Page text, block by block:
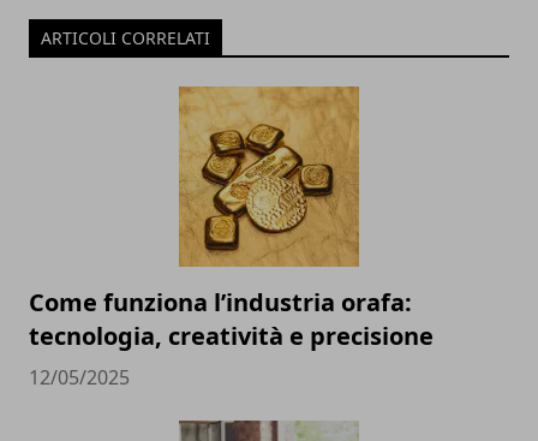
ARTICOLI CORRELATI
Come funziona l’industria orafa:
tecnologia, creatività e precisione
12/05/2025